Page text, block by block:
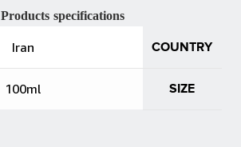
Products specifications
COUNTRY
Iran
SIZE
100ml